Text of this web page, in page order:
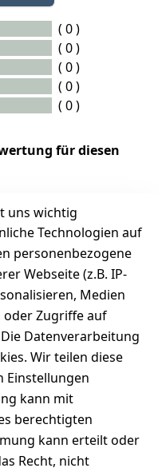
( 0 )
( 0 )
( 0 )
( 0 )
( 0 )
für diesen
Sie für Details
uns wichtig
Technologien auf
personenbezogene
Webseite (z.B. IP-
Medien
Zugriffe auf
Datenverarbeitung
Wir teilen diese
Einstellungen
kann mit
berechtigten
kann erteilt oder
Recht, nicht
Versanddie
nstleister